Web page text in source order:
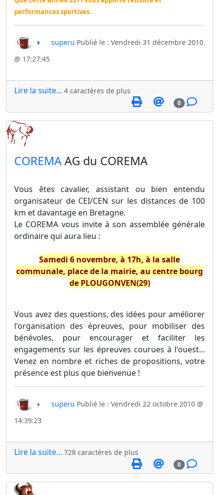
performances sportives.
superu Publié le : Vendredi 31 décembre 2010
@ 17:27:45
Lire la suite... 4 caractères de plus
0
​COREMAAG du COREMA
Vous êtes cavalier, assistant ou bien entendu
organisateur de CEI/CEN sur les distances de 100
km et davantage en Bretagne.
Le COREMA vous invite à son assemblée générale
ordinaire qui aura lieu :
Samedi 6 novembre, à 17h, à la salle
communale, place de la mairie, au centre bourg
de PLOUGONVEN(29)
Vous avez des questions, des idées pour améliorer
l'organisation des épreuves, pour mobiliser des
bénévoles, pour encourager et faciliter les
engagements sur les épreuves courues à l'ouest...
Venez en nombre et riches de propositions, votre
présence est plus que bienvenue !
superu Publié le : Vendredi 22 octobre 2010 @
14:39:23
Lire la suite... 728 caractères de plus
0